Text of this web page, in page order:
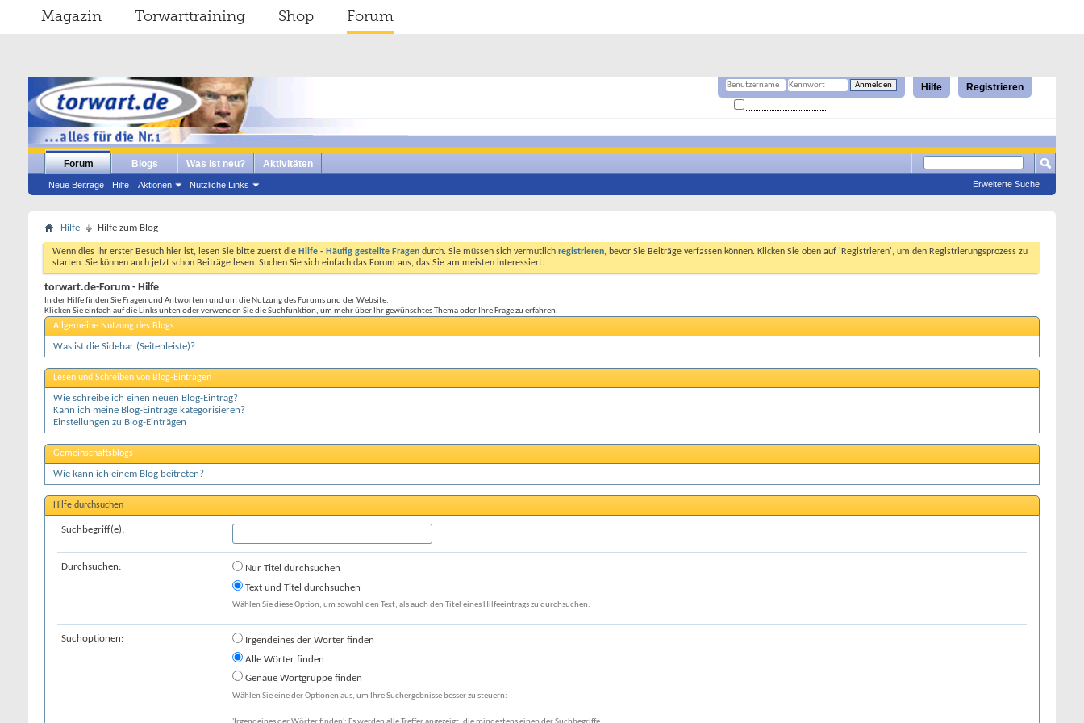
Magazin Torwarttraining Shop Forum
Registrieren
Hilfe
Forum
Neue Beiträge Hilfe Aktionen Nützliche Links
Blogs Was ist neu? Aktivitäten
Erweiterte Suche
Hilfe Hilfe zum Blog
Wenn dies Ihr erster Besuch hier ist, lesen Sie bitte zuerst die Hilfe - Häufig gestellte Fragen durch. Sie müssen sich vermutlich registrieren, bevor Sie Beiträge verfassen können. Klicken Sie oben auf 'Registrieren', um den Registrierungsprozess zu
starten. Sie können auch jetzt schon Beiträge lesen. Suchen Sie sich einfach das Forum aus, das Sie am meisten interessiert.
torwart.de-Forum - Hilfe
In der Hilfe finden Sie Fragen und Antworten rund um die Nutzung des Forums und der Website.
Klicken Sie einfach auf die Links unten oder verwenden Sie die Suchfunktion, um mehr über Ihr gewünschtes Thema oder Ihre Frage zu erfahren.
Allgemeine Nutzung des Blogs
Was ist die Sidebar (Seitenleiste)?
Lesen und Schreiben von Blog-Einträgen
Wie schreibe ich einen neuen Blog-Eintrag?
Kann ich meine Blog-Einträge kategorisieren?
Einstellungen zu Blog-Einträgen
Gemeinschaftsblogs
Wie kann ich einem Blog beitreten?
Hilfe durchsuchen
Suchbegriff(e):
Durchsuchen:
Nur Titel durchsuchen
Text und Titel durchsuchen
Wählen Sie diese Option, um sowohl den Text, als auch den Titel eines Hilfeeintrags zu durchsuchen.
Suchoptionen:
Irgendeines der Wörter finden
Alle Wörter finden
Genaue Wortgruppe finden
Wählen Sie eine der Optionen aus, um Ihre Suchergebnisse besser zu steuern: